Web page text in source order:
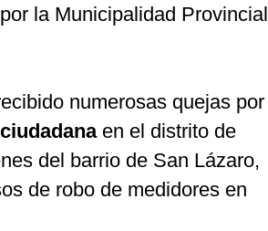
la Municipalidad Provincial
numerosas quejas por
en el distrito de
del barrio de San Lázaro,
de robo de medidores en